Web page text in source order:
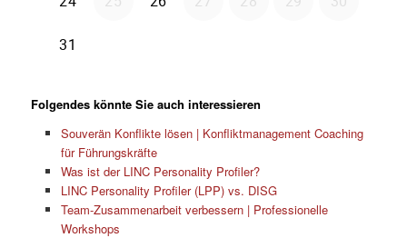
Folgendes könnte Sie auch interessieren
Souverän Konflikte lösen | Konfliktmanagement Coaching
für Führungskräfte
Was ist der LINC Personality Profiler?
LINC Personality Profiler (LPP) vs. DISG
Team-Zusammenarbeit verbessern | Professionelle
Workshops